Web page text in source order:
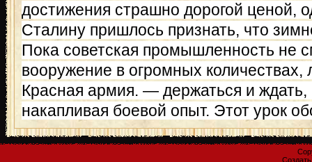
достижения страшно дорогой ценой,
Сталину пришлось признать, что
Пока советская промышленность не
вооружение в огромных
Красная армия. — держаться и ждать,
накапливая боевой опыт. Этот урок